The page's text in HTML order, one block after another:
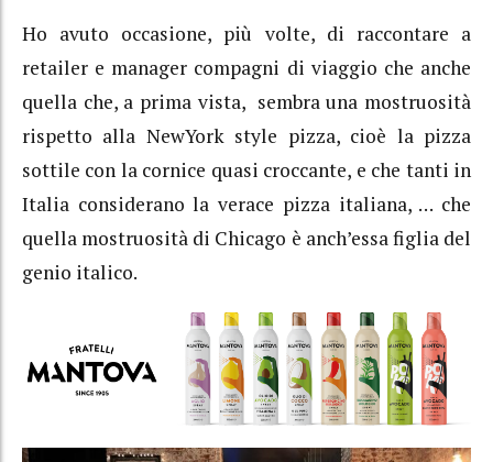
Ho avuto occasione, più volte, di raccontare a
retailer e manager compagni di viaggio che anche
quella che, a prima vista, sembra una mostruosità
rispetto alla NewYork style pizza, cioè la pizza
sottile con la cornice quasi croccante, e che tanti in
Italia considerano la verace pizza italiana, … che
quella mostruosità di Chicago è anch’essa figlia del
genio italico.